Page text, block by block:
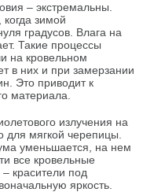
– экстремальны.
зимой
градусов. Влага на
Такие процессы
на кровельном
в них и при замерзании
Это приводит к
материала.
излучения на
для мягкой черепицы.
уменьшается, на нем
все кровельные
красители под
яркость.